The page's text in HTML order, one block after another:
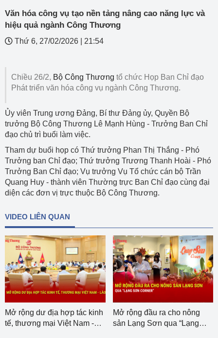
Văn hóa công vụ tạo nền tảng nâng cao năng lực và
hiệu quả ngành Công Thương
Thứ 6, 27/02/2026 21:54
Chiều 26/2, Bộ Công Thương tổ chức Họp Ban Chỉ đạo
Phát triển văn hóa công vụ ngành Công Thương.
Ủy viên Trung ương Đảng, Bí thư Đảng ủy, Quyền Bộ
trưởng Bộ Công Thương Lê Mạnh Hùng - Trưởng Ban Chỉ
đạo chủ trì buổi làm việc.
Tham dự buổi họp có Thứ trưởng Phan Thị Thắng - Phó
Trưởng ban Chỉ đạo; Thứ trưởng Trương Thanh Hoài - Phó
Trưởng Ban Chỉ đạo; Vụ trưởng Vụ Tổ chức cán bộ Trần
Quang Huy - thành viên Thường trực Ban Chỉ đạo cùng đại
diện các đơn vị trực thuộc Bộ Công Thương.
VIDEO LIÊN QUAN
dư địa hợp tác kinh
mại Việt Nam -
Mở rộng đầu ra cho nông
sản Lạng Sơn qua “Lạng
Bộ
hoạch